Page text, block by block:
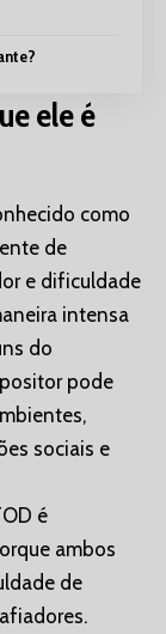
ele é
como
de
e dificuldade
intensa
do
pode
sociais e
é
ambos
de